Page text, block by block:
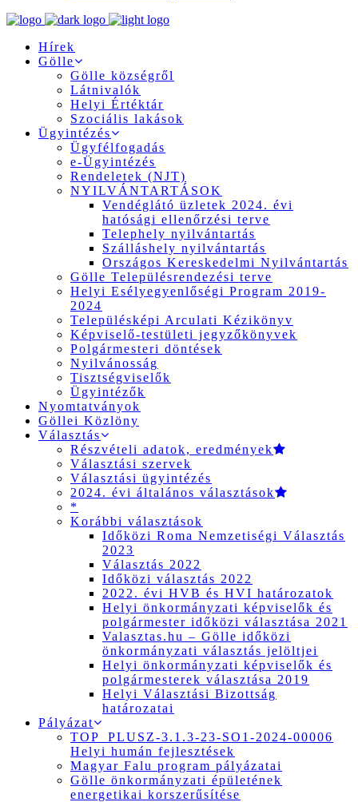
Hírek
Gölle
Gölle községről
Látnivalók
Helyi Értéktár
Szociális lakások
Ügyintézés
Ügyfélfogadás
e-Ügyintézés
Rendeletek (NJT)
NYILVÁNTARTÁSOK
Vendéglátó üzletek 2024. évi
hatósági ellenőrzési terve
Telephely nyilvántartás
Szálláshely nyilvántartás
Országos Kereskedelmi Nyilvántartás
Gölle Településrendezési terve
Helyi Esélyegyenlőségi Program 2019-
2024
Településképi Arculati Kézikönyv
Képviselő-testületi jegyzőkönyvek
Polgármesteri döntések
Nyilvánosság
Tisztségviselők
Ügyintézők
Nyomtatványok
Göllei Közlöny
Választás
Részvételi adatok, eredmények
Választási szervek
Választási ügyintézés
2024. évi általános választások
*
Korábbi választások
Időközi Roma Nemzetiségi Választás
2023
Választás 2022
Időközi választás 2022
2022. évi HVB és HVI határozatok
Helyi önkormányzati képviselők és
polgármester időközi választása 2021
Valasztas.hu – Gölle időközi
önkormányzati választás jelöltjei
Helyi önkormányzati képviselők és
polgármesterek választása 2019
Helyi Választási Bizottság
határozatai
Pályázat
TOP_PLUSZ-3.1.3-23-SO1-2024-00006
Helyi humán fejlesztések
Magyar Falu program pályázatai
Gölle önkormányzati épületének
energetikai korszerűsítése